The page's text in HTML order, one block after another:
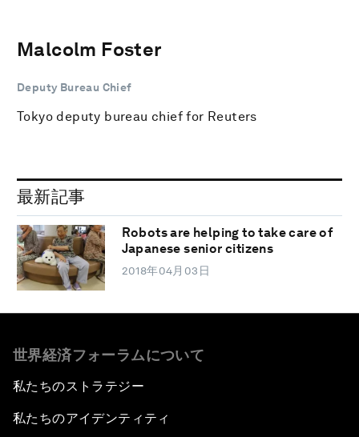
Malcolm Foster
Deputy Bureau Chief
Tokyo deputy bureau chief for Reuters
最新記事
Robots are helping to take care of
Japanese senior citizens
2018年04月03日
世界経済フォーラムについて
私たちのストラテジー
私たちのアイデンティティ